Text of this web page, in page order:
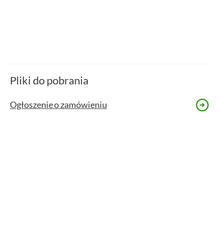
Pliki do pobrania
Ogłoszenie o zamówieniu